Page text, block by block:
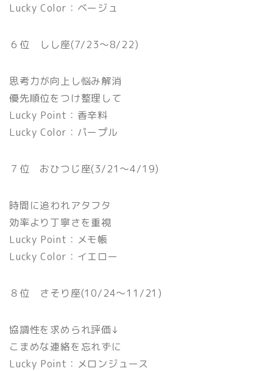
Lucky Color：ベージュ
６位 しし座(7/23〜8/22)
思考力が向上し悩み解消
優先順位をつけ整理して
Lucky Point：香辛料
Lucky Color：パープル
７位 おひつじ座(3/21〜4/19)
時間に追われアタフタ
効率より丁寧さを重視
Lucky Point：メモ帳
Lucky Color：イエロー
８位 さそり座(10/24〜11/21)
協調性を求められ評価↓
こまめな連絡を忘れずに
Lucky Point：メロンジュース